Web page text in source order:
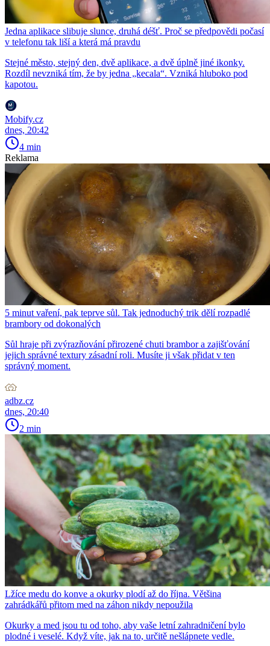
Jedna aplikace slibuje slunce, druhá déšť. Proč se předpovědi počasí
v telefonu tak liší a která má pravdu
Stejné město, stejný den, dvě aplikace, a dvě úplně jiné ikonky.
Rozdíl nevzniká tím, že by jedna „kecala“. Vzniká hluboko pod
kapotou.
Mobify.cz
dnes, 20:42
4 min
Reklama
5 minut vaření, pak teprve sůl. Tak jednoduchý trik dělí rozpadlé
brambory od dokonalých
Sůl hraje při zvýrazňování přirozené chuti brambor a zajišťování
jejich správné textury zásadní roli. Musíte ji však přidat v ten
správný moment.
adbz.cz
dnes, 20:40
2 min
Lžíce medu do konve a okurky plodí až do října. Většina
zahrádkářů přitom med na záhon nikdy nepoužila
Okurky a med jsou tu od toho, aby vaše letní zahradničení bylo
plodné i veselé. Když víte, jak na to, určitě nešlápnete vedle.